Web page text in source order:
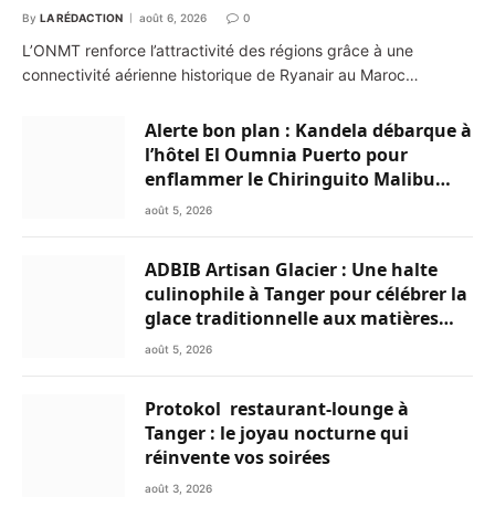
By LA RÉDACTION août 6, 2026 0
L’ONMT renforce l’attractivité des régions grâce à une
connectivité aérienne historique de Ryanair au Maroc…
Alerte bon plan : Kandela débarque à
l’hôtel El Oumnia Puerto pour
enflammer le Chiringuito Malibu
Club
août 5, 2026
ADBIB Artisan Glacier : Une halte
culinophile à Tanger pour célébrer la
glace traditionnelle aux matières
premières de choix
août 5, 2026
Protokol restaurant-lounge à
Tanger : le joyau nocturne qui
réinvente vos soirées
août 3, 2026